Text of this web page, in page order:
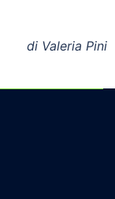
di Valeria Pini